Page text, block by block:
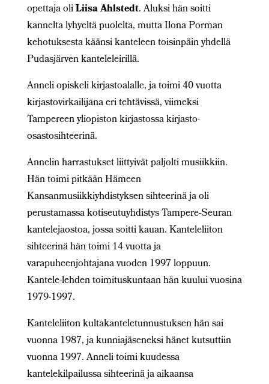
opettaja oliLiisa Ahlstedt. Aluksi hän soitti
kannelta lyhyeltä puolelta, mutta Ilona Porman
kehotuksesta käänsi kanteleen toisinpäin yhdellä
Pudasjärven kanteleleirillä.
Anneli opiskeli kirjastoalalle, ja toimi 40 vuotta
kirjastovirkailijana eri tehtävissä, viimeksi
Tampereen yliopiston kirjastossa kirjasto-
osastosihteerinä.
Annelin harrastukset liittyivät paljolti musiikkiin.
Hän toimi pitkään Hämeen
Kansanmusiikkiyhdistyksen sihteerinä ja oli
perustamassa kotiseutuyhdistys Tampere-Seuran
kantelejaostoa, jossa soitti kauan. Kanteleliiton
sihteerinä hän toimi 14 vuotta ja
varapuheenjohtajana vuoden 1997 loppuun.
Kantele-lehden toimituskuntaan hän kuului vuosina
1979-1997.
Kanteleliiton kultakanteletunnustuksen hän sai
vuonna 1987, ja kunniajäseneksi hänet kutsuttiin
vuonna 1997. Anneli toimi kuudessa
kantelekilpailussa sihteerinä ja aikaansa